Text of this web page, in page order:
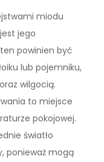
miodu
jego
powinien być
lub pojemniku,
wilgocią.
to miejsce
pokojowej.
światło
ponieważ mogą